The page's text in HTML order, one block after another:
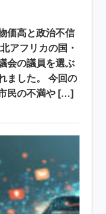
価高と政治不信
アフリカの国・
会の議員を選ぶ
ました。 今回の
民の不満や […]